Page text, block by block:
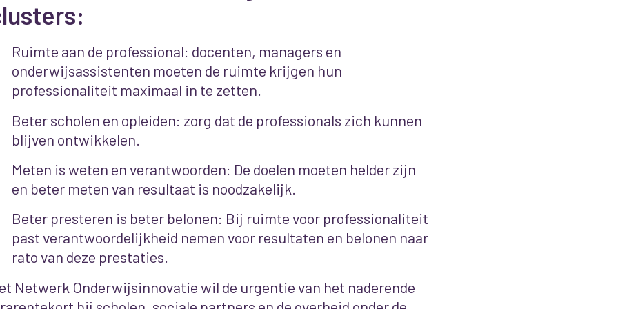
Ruimte aan de professional: docenten, managers en
onderwijsassistenten moeten de ruimte krijgen hun
professionaliteit maximaal in te zetten.
Beter scholen en opleiden: zorg dat de professionals zich kunnen
blijven ontwikkelen.
Meten is weten en verantwoorden: De doelen moeten helder zijn
en beter meten van resultaat is noodzakelijk.
Beter presteren is beter belonen: Bij ruimte voor professionaliteit
past verantwoordelijkheid nemen voor resultaten en belonen naar
rato van deze prestaties.
Netwerk Onderwijsinnovatie wil de urgentie van het naderende